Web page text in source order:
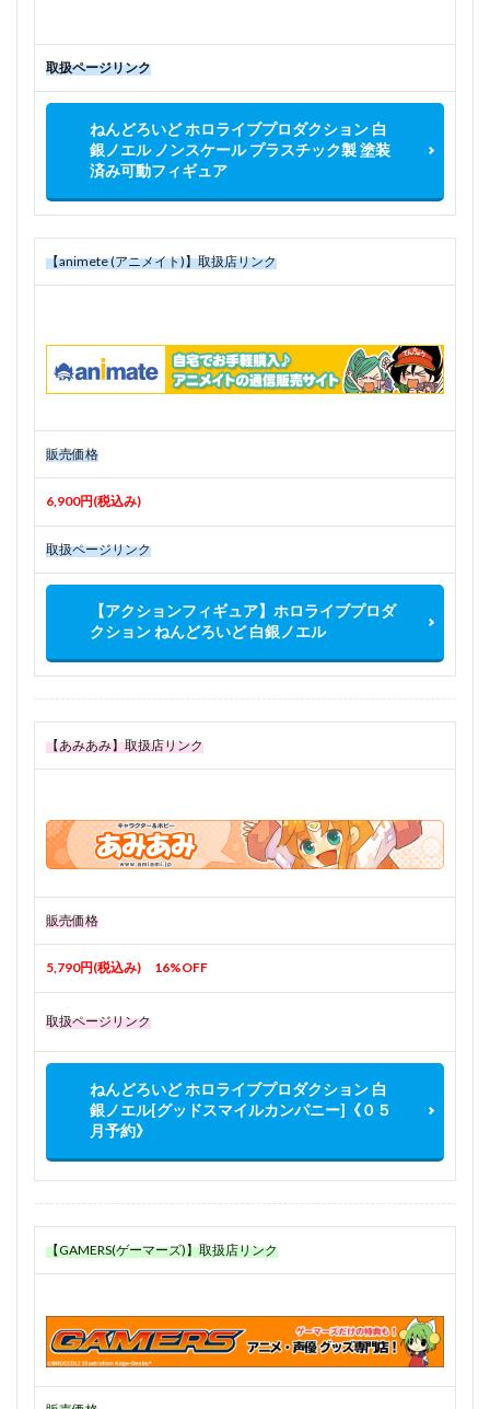
取扱ページリンク
ねんどろいど ホロライブプロダクション 白
銀ノエル ノンスケール プラスチック製 塗装
済み可動フィギュア
【animete (アニメイト)】取扱店リンク
販売価格
6,900円(税込み)
取扱ページリンク
【アクションフィギュア】ホロライブプロダ
クション ねんどろいど 白銀ノエル
【あみあみ】取扱店リンク
販売価格
5,790円(税込み) 16%OFF
取扱ページリンク
ねんどろいど ホロライブプロダクション 白
銀ノエル[グッドスマイルカンパニー]《０５
月予約》
【GAMERS(ゲーマーズ)】取扱店リンク